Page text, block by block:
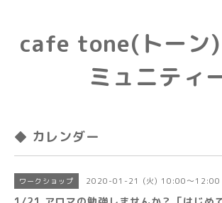
cafe tone(トーン)
ミュニティ
◆ カレンダー
ワークショップ 2020-01-21 (火) 10:00～12:00